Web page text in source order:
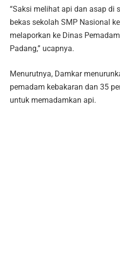
“Saksi melihat api dan asap di
bekas sekolah SMP Nasional
melaporkan ke Dinas
Padang,” ucapnya.
Menurutnya, Damkar
pemadam kebakaran dan 35
untuk memadamkan api.